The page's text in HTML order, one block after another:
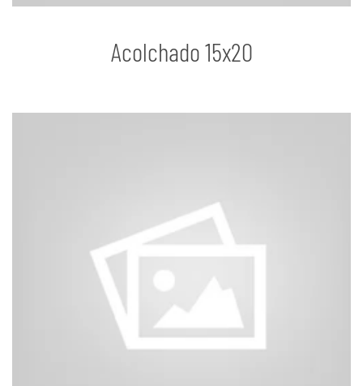
Acolchado 15x20